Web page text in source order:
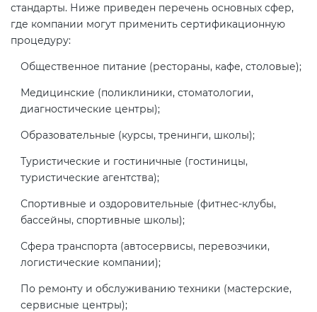
стандарты. Ниже приведен перечень основных сфер,
где компании могут применить сертификационную
процедуру:
Общественное питание (рестораны, кафе, столовые);
Медицинские (поликлиники, стоматологии,
диагностические центры);
Образовательные (курсы, тренинги, школы);
Туристические и гостиничные (гостиницы,
туристические агентства);
Спортивные и оздоровительные (фитнес-клубы,
бассейны, спортивные школы);
Сфера транспорта (автосервисы, перевозчики,
логистические компании);
По ремонту и обслуживанию техники (мастерские,
сервисные центры);